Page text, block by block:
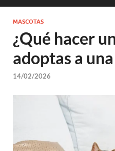
MASCOTAS
¿Qué hacer
adoptas a
14/02/2026